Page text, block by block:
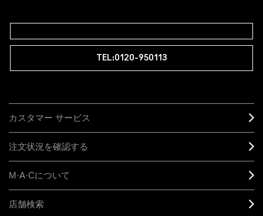
TEL:0120-950113
カスタマー サービス
注文状況を確認する
M·A·Cについて
店舗検索